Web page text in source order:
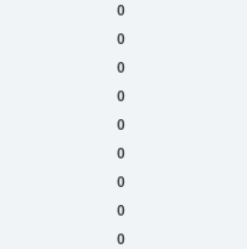
0
0
0
0
0
0
0
0
0